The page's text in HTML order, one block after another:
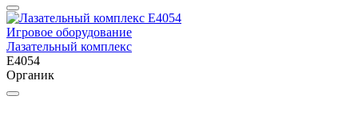
Игровое оборудование
Лазательный комплекс
E4054
Органик